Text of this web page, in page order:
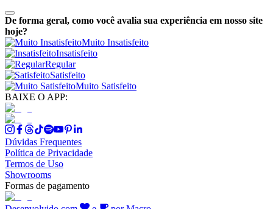
De forma geral, como você avalia sua experiência em nosso site
hoje?
Muito Insatisfeito
Insatisfeito
Regular
Satisfeito
Muito Satisfeito
BAIXE O APP:
Dúvidas Frequentes
Política de Privacidade
Termos de Uso
Showrooms
Formas de pagamento